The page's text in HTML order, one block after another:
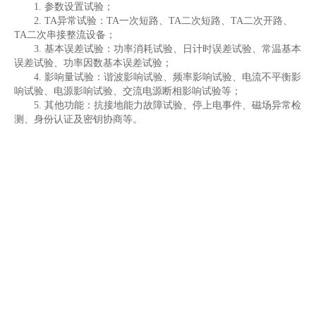
1. 参数设置试验；
2. TA异常试验： TA一次短路、TA二次短路、TA二次开路、
TA二次串接整流设备 ；
3. 基本误差试验：功率消耗试验、日计时误差试验、常温基本
误差试验、功率因数基本误差试验；
4. 影响量试验： 谐波影响试验、频率影响试验、电流不平衡影
响试验、电源影响试验、交流电源断相影响试验等；
5. 其他功能：抗接地能力故障试验、停上电事件、磁场异常检
测、身份认证及密钥协商等。